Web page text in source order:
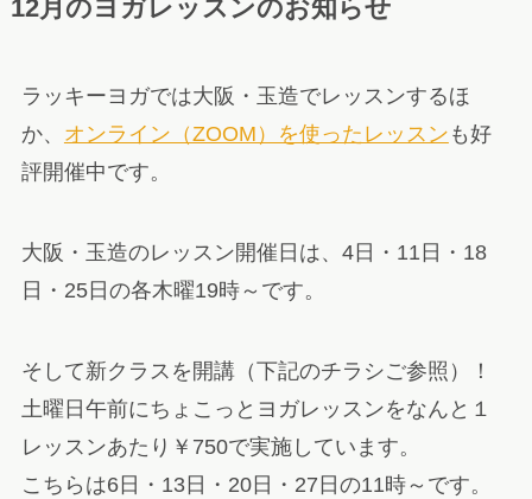
12月のヨガレッスンのお知らせ
ラッキーヨガでは大阪・玉造でレッスンするほ
か、 オンライン（ZOOM）を使ったレッスン も好
評開催中です。
大阪・玉造のレッスン開催日は、4日・11日・18
日・25日の各木曜19時～です。
そして新クラスを開講（下記のチラシご参照）！
土曜日午前にちょこっとヨガレッスンをなんと１
レッスンあたり￥750で実施しています。
こちらは6日・13日・20日・27日の11時～です。